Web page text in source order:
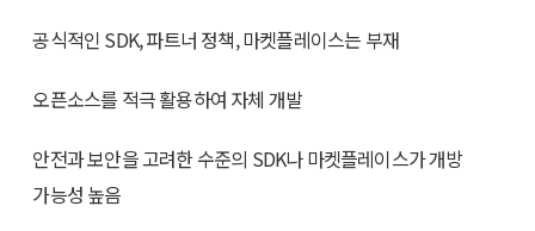
공식적인 SDK, 파트너 정책, 마켓플레이스는 부재
오픈소스를 적극 활용하여 자체 개발
안전과 보안을 고려한 수준의 SDK나 마켓플레이스가 개방
가능성 높음